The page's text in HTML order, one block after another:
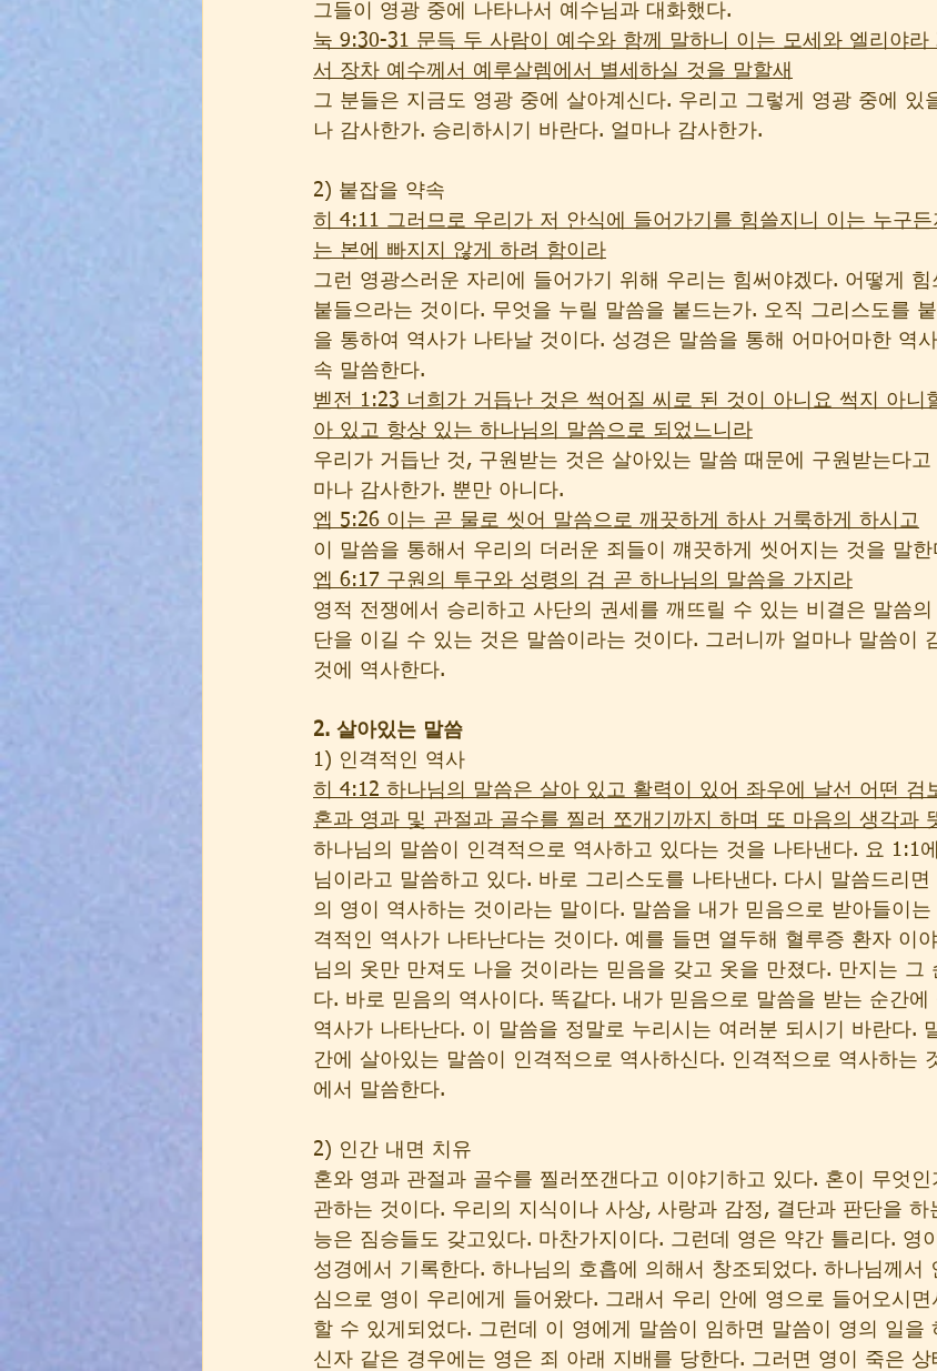
그들이 영광 중에 나타나서 예수님과 대화했다.
눅 9:30-31 문득 두 사람이 예수와 함께 말하니 이는 모세와 엘리야라
서 장차 예수께서 예루살렘에서 별세하실 것을 말할새
그 분들은 지금도 영광 중에 살아계신다. 우리고 그렇게 영광 중에 있
나 감사한가. 승리하시기 바란다. 얼마나 감사한가.
2) 붙잡을 약속
히 4:11 그러므로 우리가 저 안식에 들어가기를 힘쓸지니 이는 누구
는 본에 빠지지 않게 하려 함이라
그런 영광스러운 자리에 들어가기 위해 우리는 힘써야겠다. 어떻게
붙들으라는 것이다. 무엇을 누릴 말씀을 붙드는가. 오직 그리스도를
을 통하여 역사가 나타날 것이다. 성경은 말씀을 통해 어마어마한 역
속 말씀한다.
벧전 1:23 너희가 거듭난 것은 썩어질 씨로 된 것이 아니요 썩지 아니
아 있고 항상 있는 하나님의 말씀으로 되었느니라
우리가 거듭난 것, 구원받는 것은 살아있는 말씀 때문에 구원받는다
마나 감사한가. 뿐만 아니다.
엡 5:26 이는 곧 물로 씻어 말씀으로 깨끗하게 하사 거룩하게 하시고
이 말씀을 통해서 우리의 더러운 죄들이 꺠끗하게 씻어지는 것을 말한
엡 6:17 구원의 투구와 성령의 검 곧 하나님의 말씀을 가지라
영적 전쟁에서 승리하고 사단의 권세를 깨뜨릴 수 있는 비결은 말씀
단을 이길 수 있는 것은 말씀이라는 것이다. 그러니까 얼마나 말씀이
것에 역사한다.
2. 살아있는 말씀
1) 인격적인 역사
히 4:12 하나님의 말씀은 살아 있고 활력이 있어 좌우에 날선 어떤 검
혼과 영과 및 관절과 골수를 찔러 쪼개기까지 하며 또 마음의 생각과
하나님의 말씀이 인격적으로 역사하고 있다는 것을 나타낸다. 요 1:1
님이라고 말씀하고 있다. 바로 그리스도를 나타낸다. 다시 말씀드리
의 영이 역사하는 것이라는 말이다. 말씀을 내가 믿음으로 받아들이
격적인 역사가 나타난다는 것이다. 예를 들면 열두해 혈루증 환자 이
님의 옷만 만져도 나을 것이라는 믿음을 갖고 옷을 만졌다. 만지는 그
다. 바로 믿음의 역사이다. 똑같다. 내가 믿음으로 말씀을 받는 순간에
역사가 나타난다. 이 말씀을 정말로 누리시는 여러분 되시기 바란다.
간에 살아있는 말씀이 인격적으로 역사하신다. 인격적으로 역사하는
에서 말씀한다.
2) 인간 내면 치유
혼와 영과 관절과 골수를 찔러쪼갠다고 이야기하고 있다. 혼이 무엇
관하는 것이다. 우리의 지식이나 사상, 사랑과 감정, 결단과 판단을 하
능은 짐승들도 갖고있다. 마찬가지이다. 그런데 영은 약간 틀리다. 영
성경에서 기록한다. 하나님의 호흡에 의해서 창조되었다. 하나님께서
심으로 영이 우리에게 들어왔다. 그래서 우리 안에 영으로 들어오시
할 수 있게되었다. 그런데 이 영에게 말씀이 임하면 말씀이 영의 일을
신자 같은 경우에는 영은 죄 아래 지배를 당한다. 그러면 영이 죽은 상